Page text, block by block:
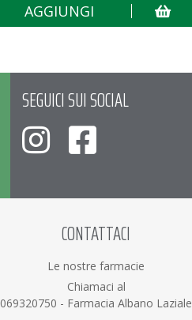
AGGIUNGI
SEGUICI SUI SOCIAL
CONTATTACI
Le nostre farmacie
Chiamaci al
069320750 - Farmacia Albano Laziale